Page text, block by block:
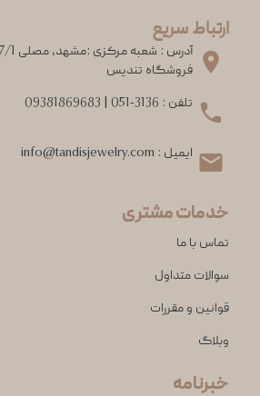
ارتباط سریع
فروشگاه تندیس
تلفن : 051-3136
09381869683
ایمیل : info@tandisjewelry.com
خدمات مشتری
تماس با ما
سوالات متداول
قوانین و مقررات
وبلاگ
خبرنامه